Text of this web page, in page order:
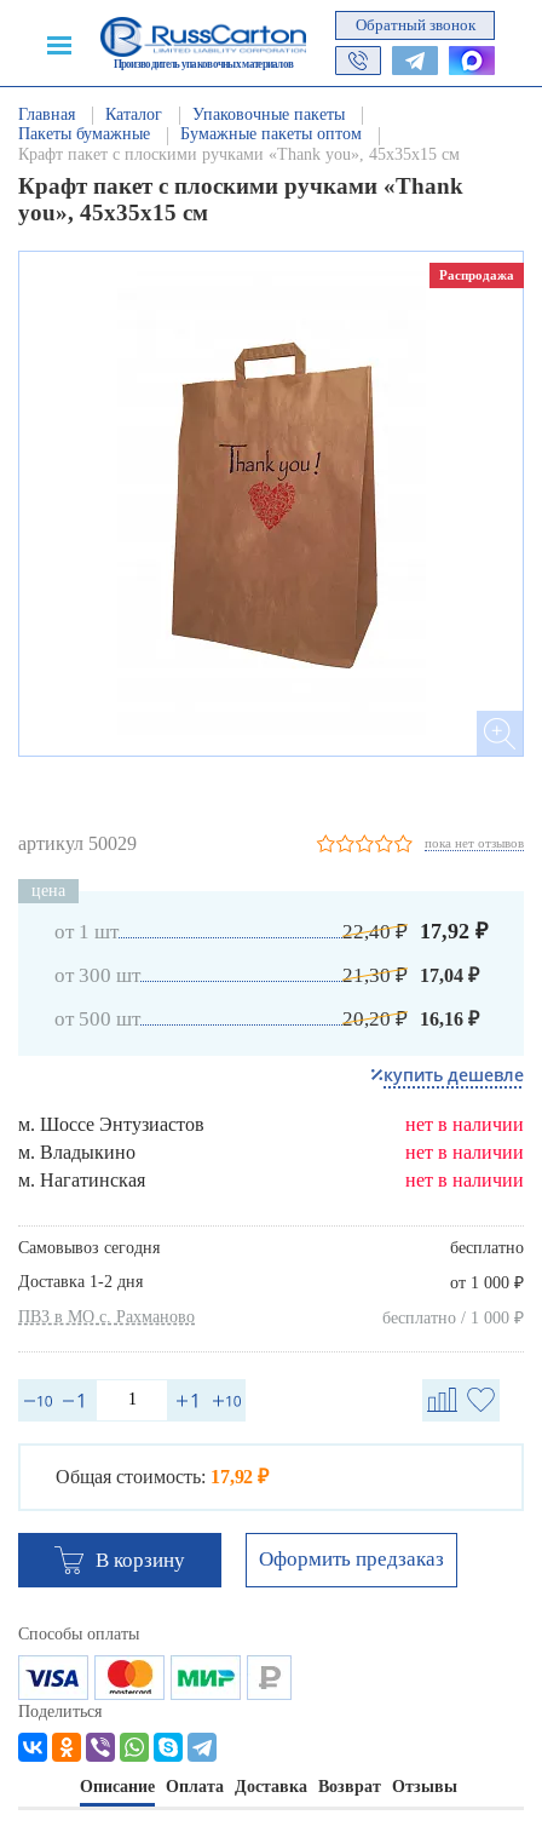
Производитель упаковочных материалов
Обратный звонок
Главная Каталог
Упаковочные пакеты
Пакеты бумажные
Бумажные пакеты оптом
Крафт пакет с плоскими ручками «Thank you», 45х35х15 см
Крафт пакет с плоскими ручками «Thank
you», 45х35х15 см
Распродажа
артикул 50029 пока нет отзывов
цена
от 1 шт 22,40 ₽ 17,92 ₽
от 300 шт 21,30 ₽ 17,04 ₽
от 500 шт 20,20 ₽ 16,16 ₽
купить дешевле
м. Шоссе Энтузиастов
нет в наличии
м. Владыкино
нет в наличии
м. Нагатинская
нет в наличии
Самовывоз сегодня
бесплатно
Доставка 1-2 дня
от 1 000 ₽
ПВЗ в МО с. Рахманово бесплатно / 1 000 ₽
Общая стоимость: 17,92 ₽
В корзину Оформить предзаказ
Способы оплаты
Поделиться
Описание Оплата Доставка Возврат Отзывы